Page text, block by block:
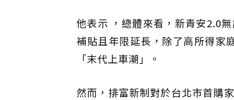
他表示 ，總體來看，新青安2.0
補貼且年限延長，除了高所得家
「末代上車潮」。
然而，排富新制對於台北市首購